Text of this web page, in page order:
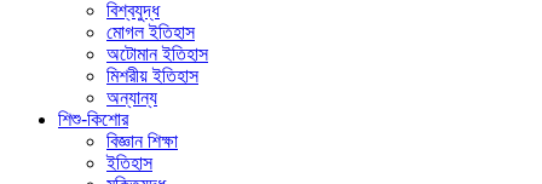
বিশ্বযুদ্ধ
মোগল ইতিহাস
অটোমান ইতিহাস
মিশরীয় ইতিহাস
অন্যান্য
শিশু-কিশোর
বিজ্ঞান শিক্ষা
ইতিহাস